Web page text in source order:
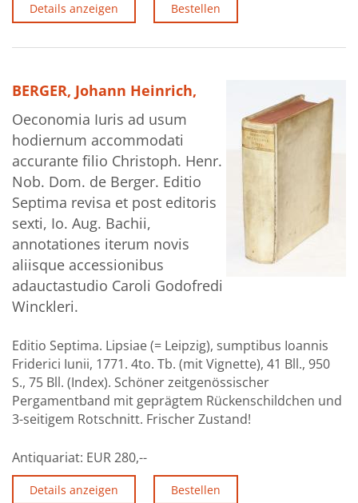
Details anzeigen Bestellen
BERGER, Johann Heinrich,
Oeconomia Iuris ad usum
hodiernum accommodati
accurante filio Christoph. Henr.
Nob. Dom. de Berger. Editio
Septima revisa et post editoris
sexti, Io. Aug. Bachii,
annotationes iterum novis
aliisque accessionibus
adauctastudio Caroli Godofredi
Winckleri.
Editio Septima. Lipsiae (= Leipzig), sumptibus Ioannis
Friderici Iunii, 1771. 4to. Tb. (mit Vignette), 41 Bll., 950
S., 75 Bll. (Index). Schöner zeitgenössischer
Pergamentband mit geprägtem Rückenschildchen und
3-seitigem Rotschnitt. Frischer Zustand!
Antiquariat: EUR 280,--
Details anzeigen Bestellen